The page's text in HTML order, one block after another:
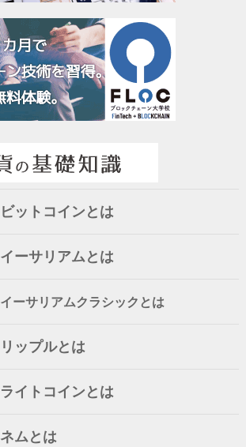
ビットコインとは
イーサリアムとは
イーサリアムクラシックとは
リップルとは
ライトコインとは
ネムとは